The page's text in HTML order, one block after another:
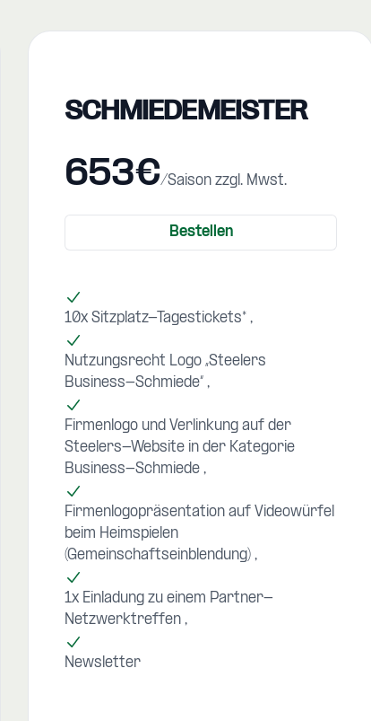
SCHMIEDEMEISTER
653€/Saison zzgl. Mwst.
Bestellen
10x Sitzplatz-Tagestickets*
Nutzungsrecht Logo „Steelers
Business-Schmiede“
Firmenlogo und Verlinkung auf der
Steelers-Website in der Kategorie
Business-Schmiede
Firmenlogopräsentation auf Videowürfel
beim Heimspielen
(Gemeinschaftseinblendung)
1x Einladung zu einem Partner-
Netzwerktreffen
Newsletter